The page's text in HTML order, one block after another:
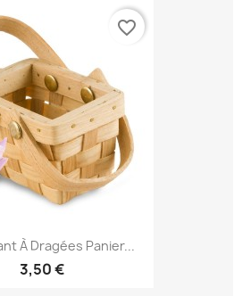
À Dragées Panier...
3,50 €
favorite_border